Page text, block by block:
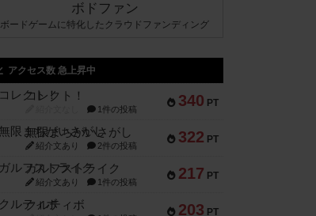
ボドファン
ボードゲームに特化したクラウドファンディング
アクセス数 急上昇中
340 PT
コレクト！
1件の投稿
322 PT
無限まちがいさがし
紹介文あり 2件の投稿
217 PT
ガルフストライク
紹介文あり 1件の投稿
203 PT
クルティボ